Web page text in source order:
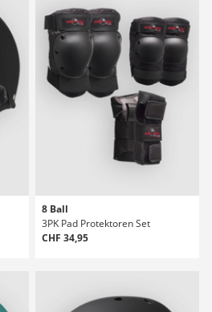
8 Ball
3PK Pad Protektoren Set
CHF 34,95